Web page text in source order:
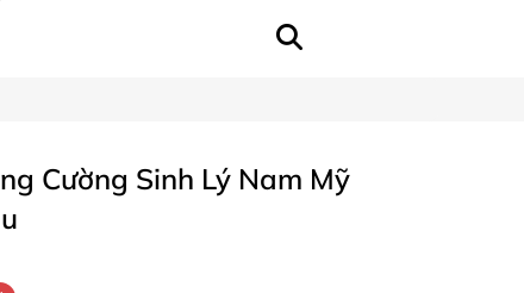
Cường Sinh Lý Nam Mỹ